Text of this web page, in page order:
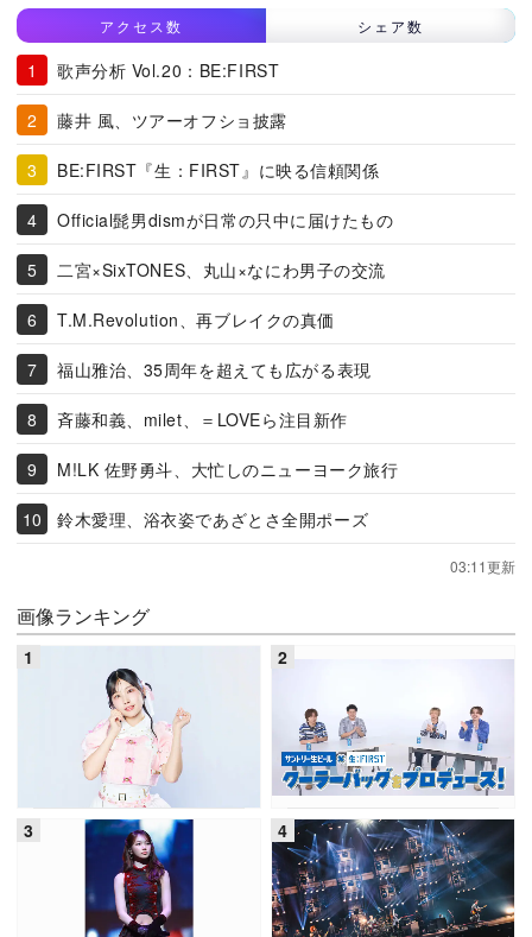
アクセス数 シェア数
歌声分析 Vol.20：BE:FIRST
藤井 風、ツアーオフショ披露
BE:FIRST『生：FIRST』に映る信頼関係
Official髭男dismが日常の只中に届けたもの
二宮×SixTONES、丸山×なにわ男子の交流
T.M.Revolution、再ブレイクの真価
福山雅治、35周年を超えても広がる表現
斉藤和義、milet、＝LOVEら注目新作
M!LK 佐野勇斗、大忙しのニューヨーク旅行
鈴木愛理、浴衣姿であざとさ全開ポーズ
03:11更新
画像ランキング